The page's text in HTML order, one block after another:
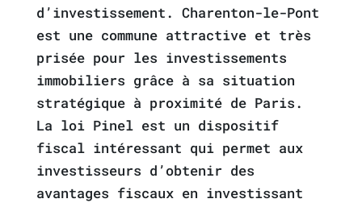
d’investissement. Charenton-le-Pont
est une commune attractive et très
prisée pour les investissements
immobiliers grâce à sa situation
stratégique à proximité de Paris.
La loi Pinel est un dispositif
fiscal intéressant qui permet aux
investisseurs d’obtenir des
avantages fiscaux en investissant